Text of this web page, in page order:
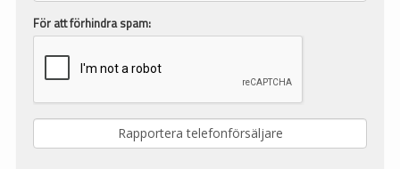
För att förhindra spam: